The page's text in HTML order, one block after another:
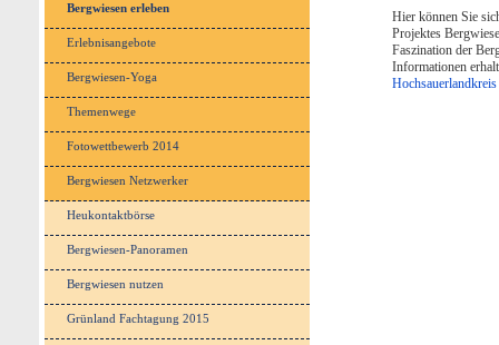
Bergwiesen erleben
Erlebnisangebote
Bergwiesen-Yoga
Themenwege
Fotowettbewerb 2014
Bergwiesen Netzwerker
Heukontaktbörse
Bergwiesen-Panoramen
Bergwiesen nutzen
Grünland Fachtagung 2015
Hier können Sie
Projektes
Faszination der
Informationen
Hochsauerlandkreis